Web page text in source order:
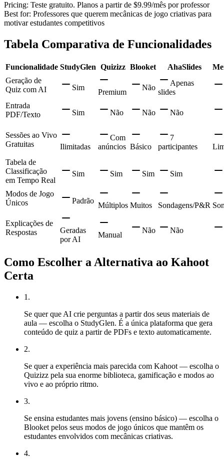
Pricing: Teste gratuito. Planos a partir de $9.99/mês por professor
Best for: Professores que querem mecânicas de jogo criativas para
motivar estudantes competitivos
Tabela Comparativa de Funcionalidades
Funcionalidade StudyGlen Quizizz Blooket AhaSlides
Geração de
Quiz com AI
Sim
Premium
Não
Apenas
slides
Entrada
PDF/Texto
Sim Não Não Não
Sessões ao Vivo
Gratuitas
Ilimitadas
Com
anúncios Básico
7
participantes
Tabela de
Classificação
em Tempo Real
Sim Sim Sim Sim
Modos de Jogo
Únicos
Padrão
Múltiplos Muitos Sondagens/P&R
Explicações de
Respostas
Geradas
por AI
Manual
Não Não
Como Escolher a Alternativa ao Kahoot
Certa
1 .
Se quer que AI crie perguntas a partir dos seus materiais de
aula — escolha o StudyGlen. É a única plataforma que gera
conteúdo de quiz a partir de PDFs e texto automaticamente.
2.
Se quer a experiência mais parecida com Kahoot — escolha o
Quizizz pela sua enorme biblioteca, gamificação e modos ao
vivo e ao próprio ritmo.
3.
Se ensina estudantes mais jovens (ensino básico) — escolha o
Blooket pelos seus modos de jogo únicos que mantêm os
estudantes envolvidos com mecânicas criativas.
4.